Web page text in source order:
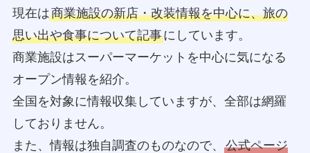
現在は商業施設の新店・改装情報を中心に、旅の
思い出や食事について記事にしています。
商業施設はスーパーマーケットを中心に気になる
オープン情報を紹介。
全国を対象に情報収集していますが、全部は網羅
しておりません。
また、情報は独自調査のものなので、 公式ページ